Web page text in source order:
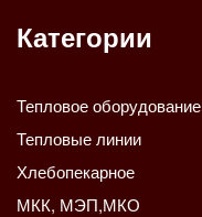
Категории
Тепловое оборудование
Тепловые линии
Хлебопекарное
МКК, МЭП,МКО